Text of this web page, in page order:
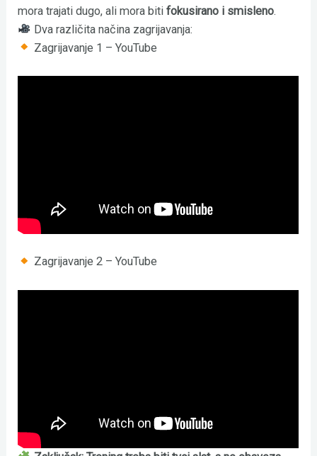
mora trajati dugo, ali mora bitifokusirano i smisleno.
Dva različita načina zagrijavanja:
Zagrijavanje 1 – YouTube
Zagrijavanje 2 – YouTube